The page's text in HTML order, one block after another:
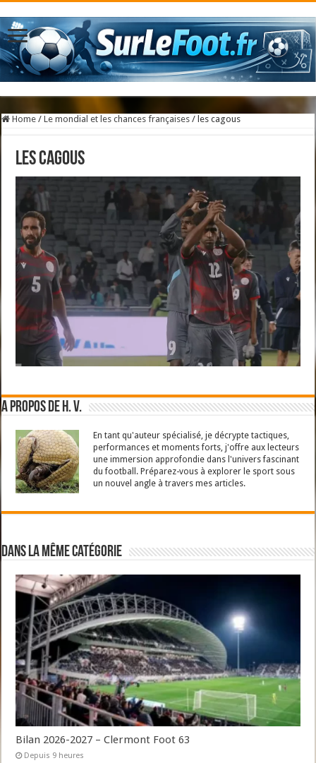
Home / Le mondial et les chances françaises / les cagous
les cagous
A propos de H. V.
En tant qu'auteur spécialisé, je décrypte tactiques,
performances et moments forts, j'offre aux lecteurs
une immersion approfondie dans l'univers fascinant
du football. Préparez-vous à explorer le sport sous
un nouvel angle à travers mes articles.
Dans la même catégorie
Bilan 2026-2027 – Clermont Foot 63
Depuis 9 heures